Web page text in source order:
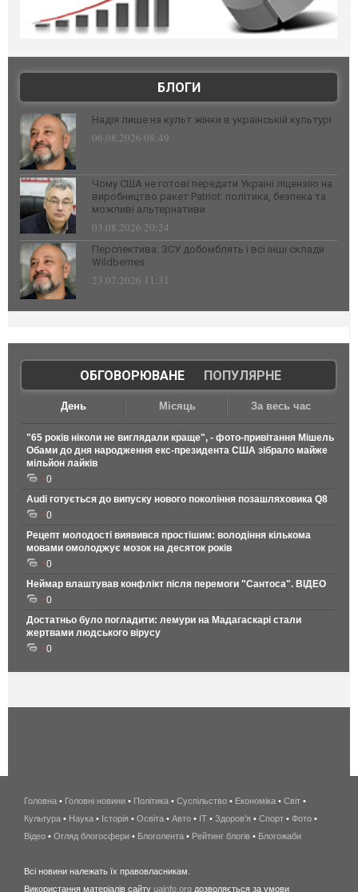
БЛОГИ
Надія лише на культ жінки в українській культурі
06.08.2026 08:49
Чому США не готові передати Україні ліцензію на
виробництво ракет Patriot: політика, безпека та
можливі альтернативи
03.08.2026 20:24
Перспектива: ЗСУ добомблять і всі інші склади
Wildberries
23.07.2026 11:31
ОБГОВОРЮВАНЕ| ПОПУЛЯРНЕ
День Місяць За весь час
"65 років ніколи не виглядали краще", - фото-привітання Мішель
Обами до дня народження екс-президента США зібрало майже
мільйон лайків
0
Audi готується до випуску нового покоління позашляховика Q8
0
Рецепт молодості виявився простішим: володіння кількома
мовами омолоджує мозок на десяток років
0
Неймар влаштував конфлікт після перемоги "Сантоса". ВІДЕО
0
Достатньо було погладити: лемури на Мадагаскарі стали
жертвами людського вірусу
0
беспроводной
интернет
киев
wimax
Головна • Головні новини • Політика • Суспільство • Економіка • Світ •
Культура • Наука • Історія • Освіта • Авто • IT • Здоров'я • Спорт • Фото •
Відео • Огляд блогосфери • Блоголента • Рейтинг блогів • Блогожаби
Всі новини належать їх правовласникам.
Використання матеріалів сайту uainfo.org дозволяється за умови